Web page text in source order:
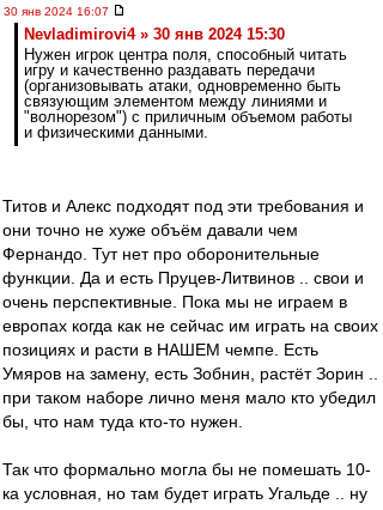
30 янв 2024 16:07
Nevladimirovi4 » 30 янв 2024 15:30
Нужен игрок центра поля, способный читать
игру и качественно раздавать передачи
(организовывать атаки, одновременно быть
связующим элементом между линиями и
"волнорезом") с приличным объемом работы
и физическими данными.
Титов и Алекс подходят под эти требования и
они точно не хуже объём давали чем
Фернандо. Тут нет про оборонительные
функции. Да и есть Пруцев-Литвинов .. свои и
очень перспективные. Пока мы не играем в
европах когда как не сейчас им играть на своих
позициях и расти в НАШЕМ чемпе. Есть
Умяров на замену, есть Зобнин, растёт Зорин ..
при таком наборе лично меня мало кто убедил
бы, что нам туда кто-то нужен.
Так что формально могла бы не помешать 10-
ка условная, но там будет играть Угальде .. ну